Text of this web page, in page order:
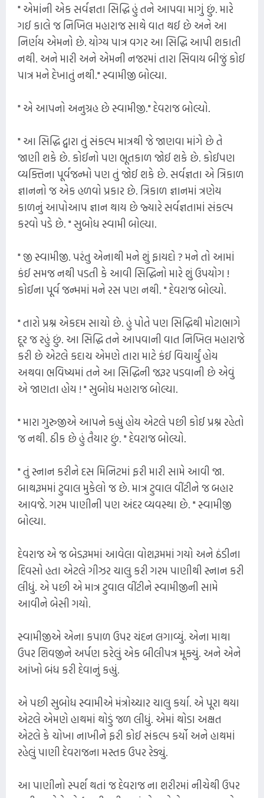
" એમાંની એક સર્વજ્ઞતા સિદ્ધિ હું તને આપવા માગું છું. મારે
ગઈ કાલે જ નિખિલ મહારાજ સાથે વાત થઈ છે અને આ
નિર્ણય એમનો છે. યોગ્ય પાત્ર વગર આ સિદ્ધિ આપી શકાતી
નથી. અને મારી અને એમની નજરમાં તારા સિવાય બીજું કોઈ
પાત્ર મને દેખાતું નથી." સ્વામીજી બોલ્યા.
" એ આપનો અનુગ્રહ છે સ્વામીજી." દેવરાજ બોલ્યો.
" આ સિદ્ધિ દ્વારા તું સંકલ્પ માત્રથી જે જાણવા માંગે છે તે
જાણી શકે છે. કોઈનો પણ ભૂતકાળ જોઈ શકે છે. કોઈપણ
વ્યક્તિના પૂર્વજન્મો પણ તું જોઈ શકે છે. સર્વજ્ઞતા એ ત્રિકાળ
જ્ઞાનનો જ એક હળવો પ્રકાર છે. ત્રિકાળ જ્ઞાનમાં ત્રણેય
કાળનું આપોઆપ જ્ઞાન થાય છે જ્યારે સર્વજ્ઞતામાં સંકલ્પ
કરવો પડે છે. " સુબોધ સ્વામી બોલ્યા.
" જી સ્વામીજી. પરંતુ એનાથી મને શું ફાયદો ? મને તો આમાં
કંઈ સમજ નથી પડતી કે આવી સિદ્ધિનો મારે શું ઉપયોગ !
કોઈના પૂર્વ જન્મમાં મને રસ પણ નથી. " દેવરાજ બોલ્યો.
" તારો પ્રશ્ન એકદમ સાચો છે. હું પોતે પણ સિદ્ધિથી મોટાભાગે
દૂર જ રહું છું. આ સિદ્ધિ તને આપવાની વાત નિખિલ મહારાજે
કરી છે એટલે કદાચ એમણે તારા માટે કંઈ વિચાર્યું હોય
અથવા ભવિષ્યમાં તને આ સિદ્ધિની જરૂર પડવાની છે એવું
એ જાણતા હોય ! " સુબોધ મહારાજ બોલ્યા.
" મારા ગુરુજીએ આપને કહ્યું હોય એટલે પછી કોઈ પ્રશ્ન રહેતો
જ નથી. ઠીક છે હું તૈયાર છું. " દેવરાજ બોલ્યો.
" તું સ્નાન કરીને દસ મિનિટમાં ફરી મારી સામે આવી જા.
બાથરૂમમાં ટુવાલ મુકેલો જ છે. માત્ર ટુવાલ વીંટીને જ બહાર
આવજે. ગરમ પાણીની પણ અંદર વ્યવસ્થા છે. " સ્વામીજી
બોલ્યા.
દેવરાજ એ જ બેડરૂમમાં આવેલા વોશરૂમમાં ગયો અને ઠંડીના
દિવસો હતા એટલે ગીઝર ચાલુ કરી ગરમ પાણીથી સ્નાન કરી
લીધું. એ પછી એ માત્ર ટુવાલ વીંટીને સ્વામીજીની સામે
આવીને બેસી ગયો.
સ્વામીજીએ એના કપાળ ઉપર ચંદન લગાવ્યું. એના માથા
ઉપર શિવજીને અર્પણ કરેલું એક બીલીપત્ર મૂક્યું. અને એને
આંખો બંધ કરી દેવાનું કહ્યું.
એ પછી સુબોધ સ્વામીએ મંત્રોચ્ચાર ચાલુ કર્યા. એ પૂરા થયા
એટલે એમણે હાથમાં થોડું જળ લીધું. એમાં થોડા અક્ષત
એટલે કે ચોખા નાખીને ફરી કોઈ સંકલ્પ કર્યો અને હાથમાં
રહેલું પાણી દેવરાજના મસ્તક ઉપર રેડ્યું.
આ પાણીનો સ્પર્શ થતાં જ દેવરાજ ના શરીરમાં નીચેથી ઉપર